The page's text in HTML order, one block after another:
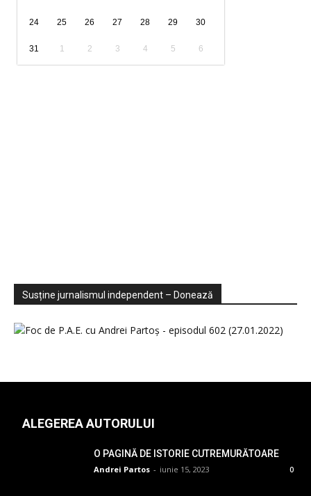
24 25 26 27 28 29 30
31 1 2 3 4 5 6
Sondaje
Video
Susține jurnalismul independent – Donează
ALEGEREA AUTORULUI
O PAGINĂ DE ISTORIE CUTREMURĂTOARE
Andrei Partos - iunie 15, 2023 0